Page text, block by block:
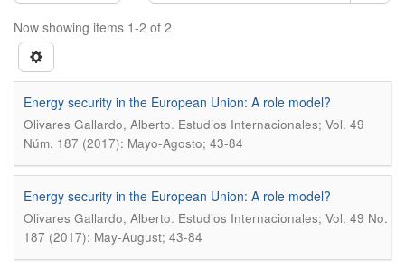
Now showing items 1-2 of 2
Energy security in the European Union: A role model?
Olivares Gallardo, Alberto. Estudios Internacionales; Vol. 49
Núm. 187 (2017): Mayo-Agosto; 43-84
Energy security in the European Union: A role model?
Olivares Gallardo, Alberto. Estudios Internacionales; Vol. 49 No.
187 (2017): May-August; 43-84